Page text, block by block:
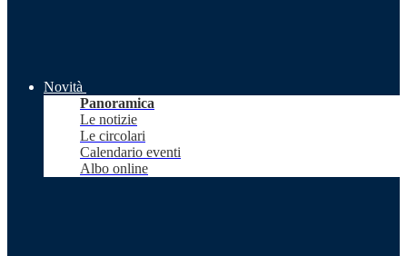
Novità
Panoramica
Le notizie
Le circolari
Calendario eventi
Albo online